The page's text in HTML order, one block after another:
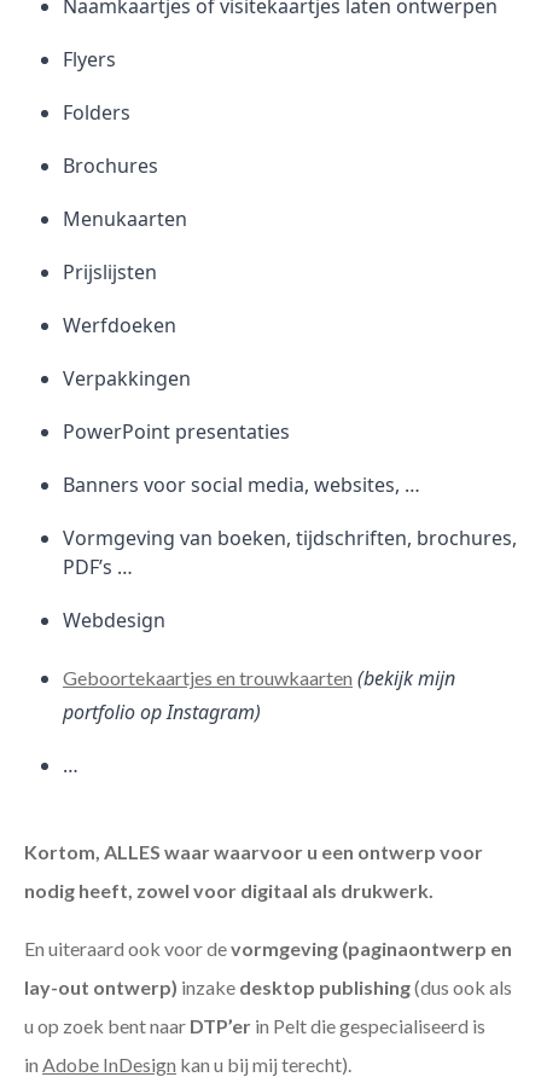
Naamkaartjes of visitekaartjes laten ontwerpen
Flyers
Folders
Brochures
Menukaarten
Prijslijsten
Werfdoeken
Verpakkingen
PowerPoint presentaties
Banners voor social media, websites, …
Vormgeving van boeken, tijdschriften, brochures,
PDF’s …
Webdesign
Geboortekaartjes en trouwkaarten (bekijk mijn
portfolio op Instagram)
…
Kortom, ALLES waar waarvoor u een ontwerp voor
nodig heeft, zowel voor digitaal als drukwerk.
En uiteraard ook voor devormgeving (paginaontwerp en
lay-out ontwerp) inzake desktop publishing(dus ook als
u op zoek bent naar DTP’er in Pelt die gespecialiseerd is
in Adobe InDesign kan u bij mij terecht).